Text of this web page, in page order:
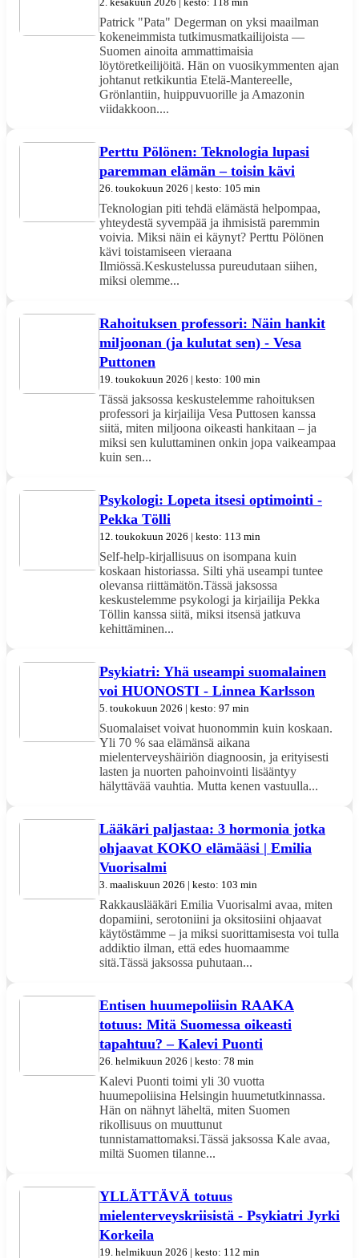
Patrick "Pata" Degerman on yksi maailman
kokeneimmista tutkimusmatkailijoista —
Suomen ainoita ammattimaisia
löytöretkeilijöitä. Hän on vuosikymmenten ajan
johtanut retkikuntia Etelä-Mantereelle,
Grönlantiin, huippuvuorille ja Amazonin
viidakkoon....
Perttu Pölönen: Teknologia lupasi
paremman elämän – toisin kävi
26. toukokuun 2026 | kesto: 105 min
Teknologian piti tehdä elämästä helpompaa,
yhteydestä syvempää ja ihmisistä paremmin
voivia. Miksi näin ei käynyt? Perttu Pölönen
kävi toistamiseen vieraana
Ilmiössä.Keskustelussa pureudutaan siihen,
miksi olemme...
Rahoituksen professori: Näin hankit
miljoonan (ja kulutat sen) - Vesa
Puttonen
19. toukokuun 2026 | kesto: 100 min
Tässä jaksossa keskustelemme rahoituksen
professori ja kirjailija Vesa Puttosen kanssa
siitä, miten miljoona oikeasti hankitaan – ja
miksi sen kuluttaminen onkin jopa vaikeampaa
kuin sen...
Psykologi: Lopeta itsesi optimointi -
Pekka Tölli
12. toukokuun 2026 | kesto: 113 min
Self-help-kirjallisuus on isompana kuin
koskaan historiassa. Silti yhä useampi tuntee
olevansa riittämätön.Tässä jaksossa
keskustelemme psykologi ja kirjailija Pekka
Töllin kanssa siitä, miksi itsensä jatkuva
kehittäminen...
Psykiatri: Yhä useampi suomalainen
voi HUONOSTI - Linnea Karlsson
5. toukokuun 2026 | kesto: 97 min
Suomalaiset voivat huonommin kuin koskaan.
Yli 70 % saa elämänsä aikana
mielenterveyshäiriön diagnoosin, ja erityisesti
lasten ja nuorten pahoinvointi lisääntyy
hälyttävää vauhtia. Mutta kenen vastuulla...
Lääkäri paljastaa: 3 hormonia jotka
ohjaavat KOKO elämääsi | Emilia
Vuorisalmi
3. maaliskuun 2026 | kesto: 103 min
Rakkauslääkäri Emilia Vuorisalmi avaa, miten
dopamiini, serotoniini ja oksitosiini ohjaavat
käytöstämme – ja miksi suorittamisesta voi tulla
addiktio ilman, että edes huomaamme
sitä.Tässä jaksossa puhutaan...
Entisen huumepoliisin RAAKA
totuus: Mitä Suomessa oikeasti
tapahtuu? – Kalevi Puonti
26. helmikuun 2026 | kesto: 78 min
Kalevi Puonti toimi yli 30 vuotta
huumepoliisina Helsingin huumetutkinnassa.
Hän on nähnyt läheltä, miten Suomen
rikollisuus on muuttunut
tunnistamattomaksi.Tässä jaksossa Kale avaa,
miltä Suomen tilanne...
YLLÄTTÄVÄ totuus
mielenterveyskriisistä - Psykiatri Jyrki
Korkeila
19. helmikuun 2026 | kesto: 112 min